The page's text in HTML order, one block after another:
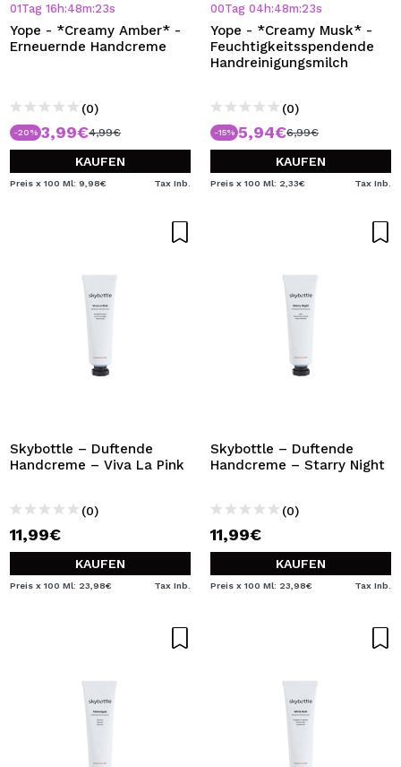
01Tag 16 h:48m:23s
Yope - *Creamy Amber* -
Erneuernde Handcreme
(0)
-20% 3,99€4,99€
KAUFEN
Preis x 100 Ml: 9,98€ Tax Inb.
00Tag 04 h:48m:23s
Yope - *Creamy Musk* -
Feuchtigkeitsspendende
Handreinigungsmilch
(0)
-15% 5,94€6,99€
KAUFEN
Preis x 100 Ml: 2,33€ Tax Inb.
Skybottle – Duftende
Handcreme – Viva La Pink
(0)
11,99€
KAUFEN
Preis x 100 Ml: 23,98€ Tax Inb.
Skybottle – Duftende
Handcreme – Starry Night
(0)
11,99€
KAUFEN
Preis x 100 Ml: 23,98€ Tax Inb.